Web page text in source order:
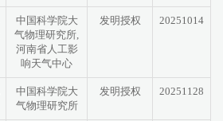
中国科学院大
气物理研究所,
河南省人工影
响天气中心
发明授权 20251014
中国科学院大
气物理研究所
发明授权 20251128